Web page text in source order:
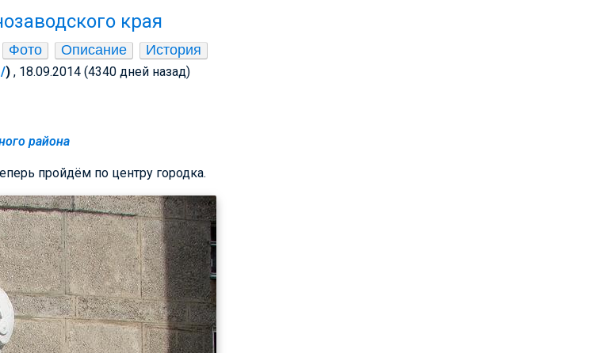
края
Фото Описание История
) , 18.09.2014 (4340 дней назад)
района
пройдём по центру городка.